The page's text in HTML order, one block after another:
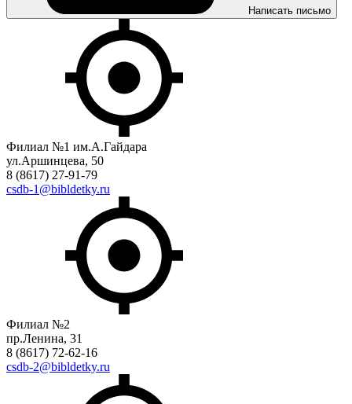
Написать письмо
Филиал №1 им.А.Гайдара
ул.Аршинцева, 50
8 (8617) 27-91-79
csdb-1@bibldetky.ru
Филиал №2
пр.Ленина, 31
8 (8617) 72-62-16
csdb-2@bibldetky.ru